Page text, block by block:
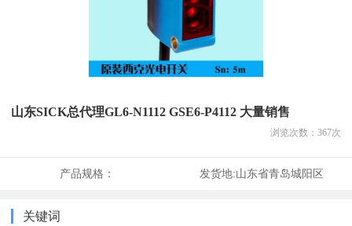
山东SICK总代理GL6-N1112 GSE6-P4112 大量销售
浏览次数： 367次
产品规格： 发货地:山东省青岛城阳区
关键词